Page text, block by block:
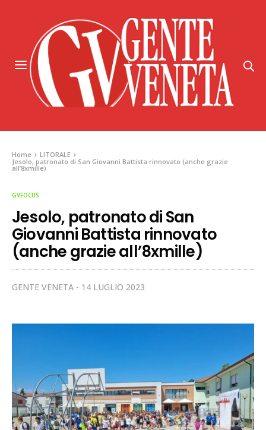
Home
LITORALE
Jesolo, patronato di San Giovanni Battista rinnovato (anche grazie
all’8xmille)
GVFOCUS
Jesolo, patronato di San
Giovanni Battista rinnovato
(anche grazie all’8xmille)
GENTE VENETA 14 LUGLIO 2023